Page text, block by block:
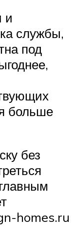
и
службы,
под
больше
без
homes.ru